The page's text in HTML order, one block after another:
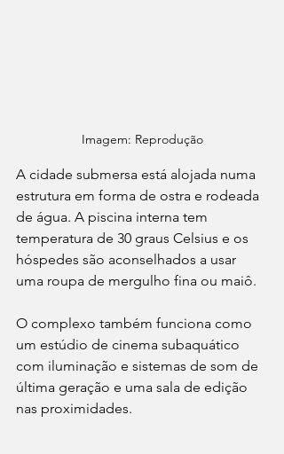
Imagem: Reprodução
A cidade submersa está alojada numa
estrutura em forma de ostra e rodeada
de água. A piscina interna tem
temperatura de 30 graus Celsius e os
hóspedes são aconselhados a usar
uma roupa de mergulho fina ou maiô.
O complexo também funciona como
um estúdio de cinema subaquático
com iluminação e sistemas de som de
última geração e uma sala de edição
nas proximidades.